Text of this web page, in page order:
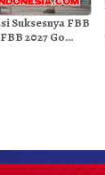
Suksesnya FBB
2027 Go